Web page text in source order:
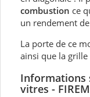
combustion ce
un rendement
La porte de ce
ainsi que la grille
Informations
vitres -